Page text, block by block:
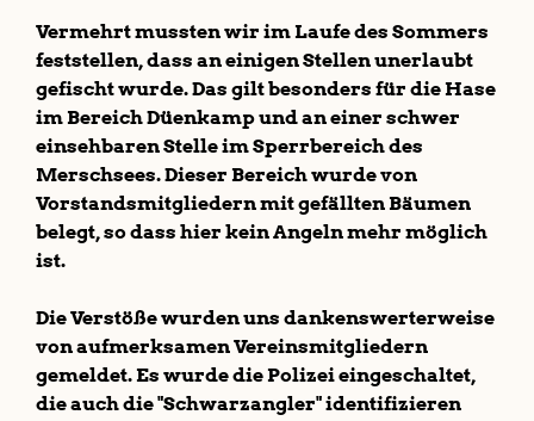
Vermehrt mussten wir im Laufe des Sommers
feststellen, dass an einigen Stellen unerlaubt
gefischt wurde. Das gilt besonders für die Hase
im Bereich Düenkamp und an einer schwer
einsehbaren Stelle im Sperrbereich des
Merschsees. Dieser Bereich wurde von
Vorstandsmitgliedern mit gefällten Bäumen
belegt, so dass hier kein Angeln mehr möglich
ist.
Die Verstöße wurden uns dankenswerterweise
von aufmerksamen Vereinsmitgliedern
gemeldet. Es wurde die Polizei eingeschaltet,
die auch die "Schwarzangler" identifizieren